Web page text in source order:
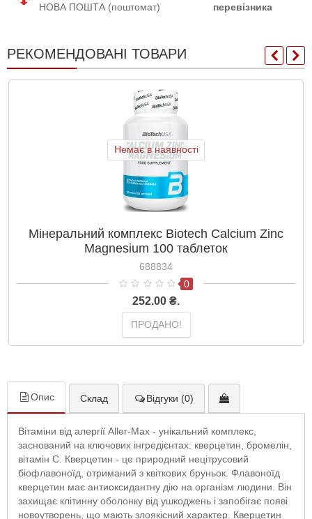
НОВА ПОШТА (поштомат)
перевізника
РЕКОМЕНДОВАНІ ТОВАРИ
Немає в наявності
Мінеральний комплекс Biotech Calcium Zinc
Magnesium 100 таблеток
688834
0
252.00 ₴.
ПРОДАНО!
Опис Склад Відгуки (0)
Вітаміни від алергії Aller-Max - унікальний комплекс,
заснований на ключових інгредієнтах: кверцетин, бромелін,
вітамін С. Кверцетин - це природний нецітрусовий
біофлавоноїд, отриманий з квіткових бруньок. Флавоноїд
кверцетин має антиоксидантну дію на організм людини. Він
захищає клітинну оболонку від ушкоджень і запобігає появі
новоутворень, що мають злоякісний характер. Кверцетин